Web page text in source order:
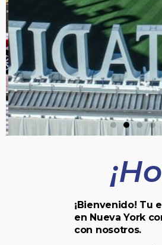
¡Bienvenido! Tu
en Nueva York
con nosotros.